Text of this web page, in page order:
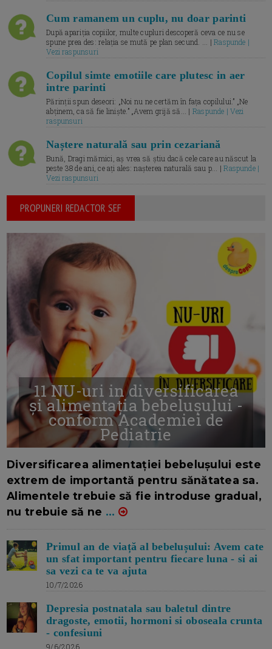
Cum ramanem un cuplu, nu doar parinti
După apariția copiilor, multe cupluri descoperă ceva ce nu se
spune prea des: relația se mută pe plan secund. ... |Raspunde |
Vezi raspunsuri
Copilul simte emotiile care plutesc in aer
intre parinti
Părinții spun deseori: „Noi nu ne certăm în fața copilului.” „Ne
abținem, ca să fie liniște.” „Avem grijă să... | Raspunde | Vezi
raspunsuri
Naștere naturală sau prin cezariană
Bună, Dragi mămici, aș vrea să știu dacă cele care au născut la
peste 38 de ani, ce ați ales: nașterea naturală sau p... |Raspunde |
Vezi raspunsuri
PROPUNERI REDACTOR SEF
11 NU-uri in diversificarea
și alimentația bebelușului -
conform Academiei de
Pediatrie
Diversificarea alimentației bebelușului este
extrem de importantă pentru sănătatea sa.
Alimentele trebuie să fie introduse gradual,
nu trebuie să ne ...
Primul an de viață al bebelușului: Avem cate
un sfat important pentru fiecare luna - si ai
sa vezi ca te va ajuta
10/7/2026
Depresia postnatala sau baletul dintre
dragoste, emotii, hormoni si oboseala crunta
- confesiuni
9/6/2026